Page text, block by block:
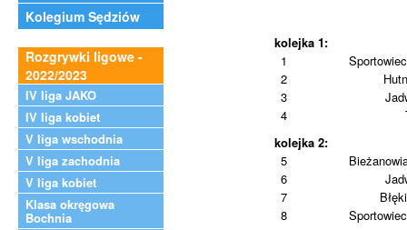
Kolegium Sędziów
Rozgrywki ligowe -
2022/2023
IV liga JAKO
IV liga kobiet
V liga wschodnia
V liga zachodnia
V liga kobiet
Klasa okręgowa
Bochnia
kolejka 1:
1
2
3
4
kolejka 2:
5
6
7
8